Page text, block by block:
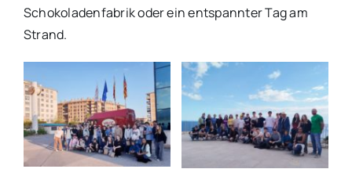
Schokoladenfabrik oder ein entspannter Tag am
Strand.